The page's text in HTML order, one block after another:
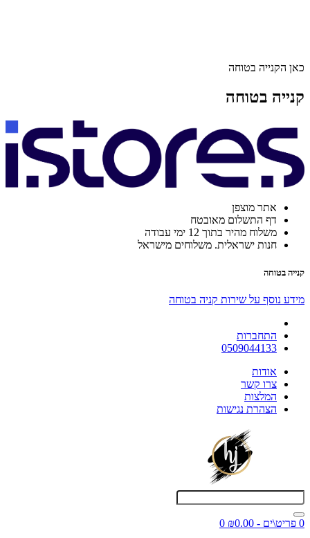
כאן הקנייה בטוחה
קנייה בטוחה
אתר מוצפן
דף התשלום מאובטח
משלוח מהיר בתוך 12 ימי עבודה
חנות ישראלית. משלוחים מישראל
קנייה בטוחה
מידע נוסף על שירות קניה בטוחה
התחברות
0509044133
אודות
צרו קשר
המלצות
הצהרת נגישות
0 פריט\ים - ₪0.00
0